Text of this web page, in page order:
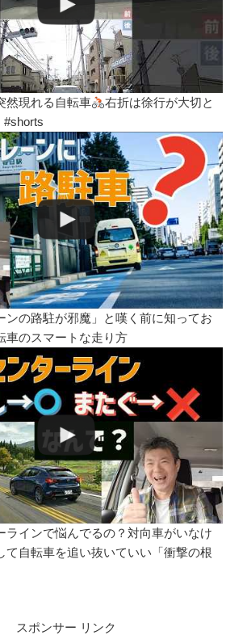
然現れる自転車
右折は徐行が大切と
#shorts
ンの路駐が邪魔」と嘆く前に知ってお
車のスマートな走り方
ラインで悩んでるの？対向車がいなけ
て自転車を追い抜いていい「衝撃の根
スポンサー リンク